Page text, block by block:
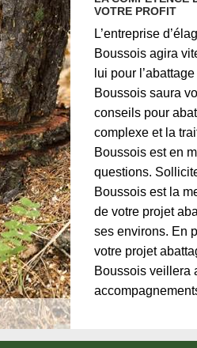
VOTRE PROFIT
L’entreprise
Boussois agira
lui pour
Boussois saura
conseils pour
complexe et la
Boussois est en
questions.
Boussois est la
de votre projet
ses environs. En
votre projet
Boussois veillera